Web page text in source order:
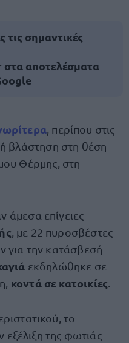
σημαντικές
αποτελέσματα
, περίπου στις
βλάστηση στη θέση
Θέρμης, στη
άμεσα επίγειες
, με 22 πυροσβέστες
για την κατάσβεσή
εκδηλώθηκε σε
κοντά σε κατοικίες
το
εξέλιξη της φωτιάς